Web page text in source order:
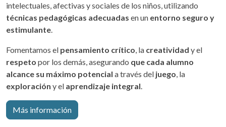
intelectuales, afectivas y sociales de los niños, utilizando
técnicas pedagógicas adecuadas en un entorno seguro y
estimulante.
Fomentamos el pensamiento crítico, la creatividad y el
respeto por los demás, asegurando que cada alumno
alcance su máximo potencial a través del juego, la
exploración y el aprendizaje integral.
Más información